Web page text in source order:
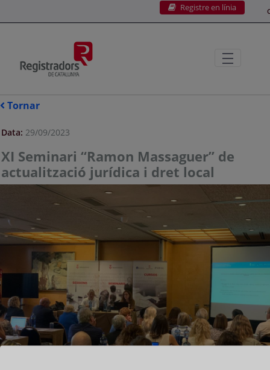
Registre en línia
Tornar
Data: 29/09/2023
XI Seminari “Ramon Massaguer” de
actualització jurídica i dret local